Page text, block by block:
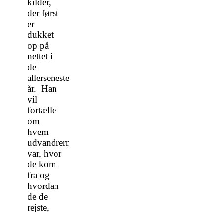
kilder,
der først
er
dukket
op på
nettet i
de
allerseneste
år. Han
vil
fortælle
om
hvem
udvandrerne
var, hvor
de kom
fra og
hvordan
de de
rejste,